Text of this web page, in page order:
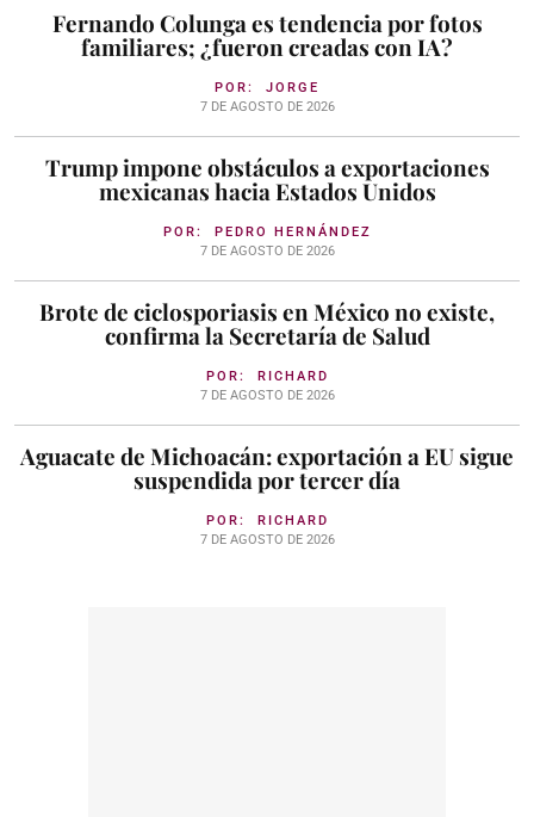
Fernando Colunga es tendencia por fotos
familiares; ¿fueron creadas con IA?
POR: JORGE
7 DE AGOSTO DE 2026
Trump impone obstáculos a exportaciones
mexicanas hacia Estados Unidos
POR: PEDRO HERNÁNDEZ
7 DE AGOSTO DE 2026
Brote de ciclosporiasis en México no existe,
confirma la Secretaría de Salud
POR: RICHARD
7 DE AGOSTO DE 2026
Aguacate de Michoacán: exportación a EU sigue
suspendida por tercer día
POR: RICHARD
7 DE AGOSTO DE 2026